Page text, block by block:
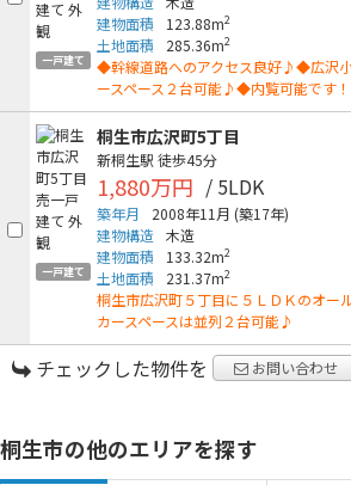
一戸建て
建物面積
123.88m2
土地面積 285.36m2
◆幹線道路へのアクセス良好♪◆広沢
ースペース２台可能♪◆内覧可能です！
一戸建て
桐生市広沢町5丁目
新桐生駅 徒歩45分
1,880万円 / 5LDK
築年月 2008年11月 (築17年)
建物構造 木造
建物面積
133.32m2
土地面積 231.37m2
桐生市広沢町５丁目に５ＬＤＫのオ
カースペースは並列２台可能♪
チェックした物件を お問い合わせ
桐生市の他のエリアを探す